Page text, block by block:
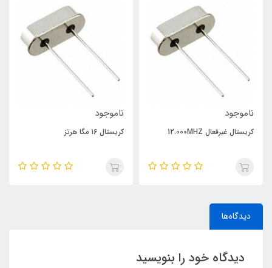
ناموجود
کریستال غیرفعال 12.000MHZ
ناموجود
کریستال 16 مگا هرتز
دیدگاه‌ها
دیدگاه خود را بنویسید